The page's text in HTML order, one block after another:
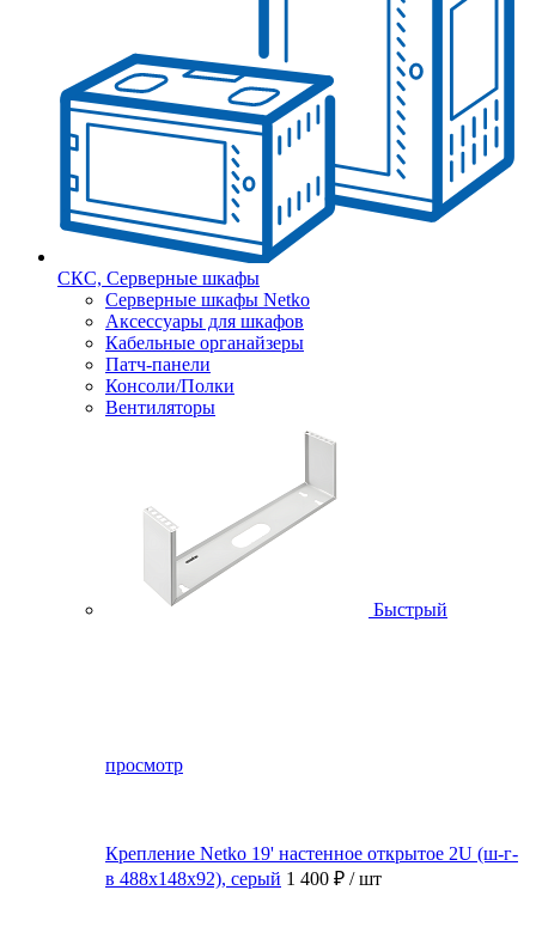
СКС, Серверные шкафы
Серверные шкафы Netko
Аксессуары для шкафов
Кабельные органайзеры
Патч-панели
Консоли/Полки
Вентиляторы
Быстрый
просмотр
Крепление Netko 19' настенное открытое 2U (ш-г-
в 488х148х92), серый 1 400 ₽ / шт